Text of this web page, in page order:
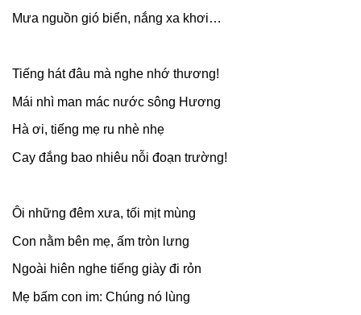
Mưa nguồn gió biển, nắng xa khơi…
Tiếng hát đâu mà nghe nhớ thương!
Mái nhì man mác nước sông Hương
Hà ơi, tiếng mẹ ru nhè nhẹ
Cay đắng bao nhiêu nỗi đoạn trường!
Ôi những đêm xưa, tối mịt mùng
Con nằm bên mẹ, ấm tròn lưng
Ngoài hiên nghe tiếng giày đi rỏn
Mẹ bấm con im: Chúng nó lùng